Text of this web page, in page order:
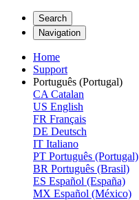
Search
Navigation
Home
Support
Português (Portugal)
CA Catalan
US English
FR Français
DE Deutsch
IT Italiano
PT Português (Portugal)
BR Português (Brasil)
ES Español (España)
MX Español (México)